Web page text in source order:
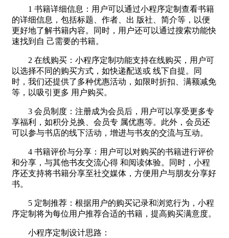
1 书籍详细信息：用户可以通过小程序定制查看书籍
的详细信息，包括标题、作者、出 版社、简介等，以便
更好地了解书籍内容。同时，用户还可以通过搜索功能快
速找到自 己需要的书籍。
2 在线购买：小程序定制功能支持在线购买，用户可
以选择不同的购买方式，如快递配送或 线下自提。同
时，我们还提供了多种优惠活动，如限时折扣、满额减免
等，以吸引更多 用户购买。
3 会员制度：注册成为会员后，用户可以享受更多专
享福利，如积分兑换、会员专 属优惠等。此外，会员还
可以参与书店的线下活动，增进与书友的交流与互动。
4 书籍评价与分享：用户可以对购买的书籍进行评价
和分享，与其他书友交流心得 和阅读体验。同时，小程
序还支持将书籍分享至社交媒体，方便用户与朋友分享好
书。
5 定制推荐：根据用户的购买记录和浏览行为，小程
序定制将为每位用户推荐合适的书籍，提高购买满意度。
小程序定制设计思路：